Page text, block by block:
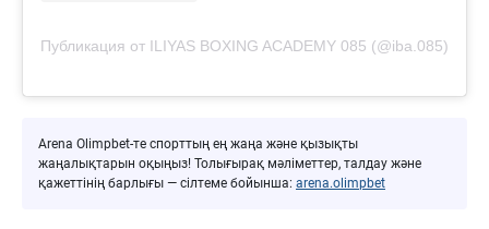
Публикация от ILIYAS BOXING ACADEMY 085 (@iba.085)
Arena Olimpbet-те спорттың ең жаңа және қызықты
жаңалықтарын оқыңыз! Толығырақ мәліметтер, талдау және
қажеттінің барлығы — сілтеме бойынша: arena.olimpbet